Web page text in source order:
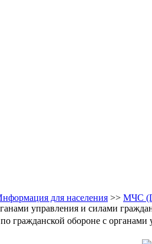
для населения >> МЧС
управления и силами
гражданской обороне с